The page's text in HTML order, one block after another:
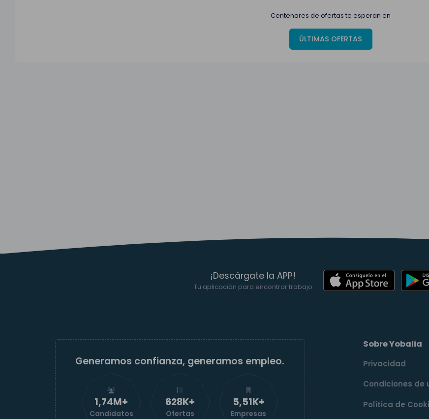
Centenares de ofertas te esperan en
ÚLTIMAS OFERTAS
¡Descárgate la APP!
Tu aplicación para encontrar trabajo
Generamos confianza, generamos empleo.
1,74M+
Candidatos
629K+
Ofertas
5,52K+
Empresas
Sobre Yobalia
Privacidad
Condiciones de
Política de